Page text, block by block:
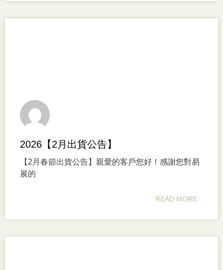
2026【2月出貨公告】
【2月春節出貨公告】親愛的客戶您好！感謝您對易
展的
READ MORE...